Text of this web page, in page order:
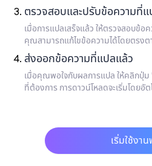
ตรวจสอบและปรับข้อความที่แ
เมื่อการแปลเสร็จแล้ว ให้ตรวจสอบข้
คุณสามารถแก้ไขข้อความได้โดยตรง
ส่งออกข้อความที่แปลแล้ว
เมื่อคุณพอใจกับผลการแปล ให้คลิกปุ่
ที่ต้องการ การดาวน์โหลดจะเริ่มโดย
เริ่มใช้งา